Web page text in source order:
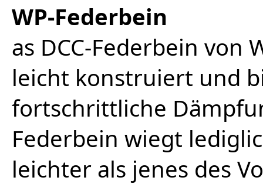
WP-Federbein
as DCC-Federbein von
leicht konstruiert und
fortschrittliche
Federbein wiegt
leichter als jenes des